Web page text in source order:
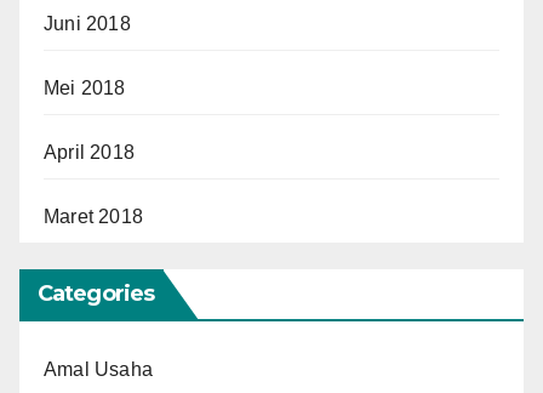
Juni 2018
Mei 2018
April 2018
Maret 2018
Categories
Amal Usaha